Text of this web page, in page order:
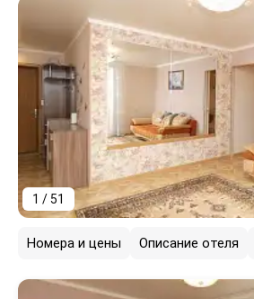
1 / 51
Номера и цены Описание отеля